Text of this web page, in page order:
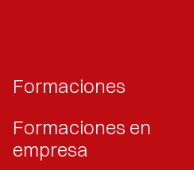
Formaciones
Formaciones en
empresa